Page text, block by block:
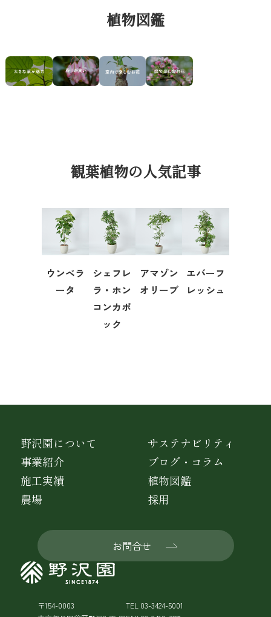
植物図鑑
観葉植物の人気記事
ウンベラ
ータ
シェフレ
ラ・ホン
コンカポ
ック
アマゾン
オリーブ
エバーフ
レッシュ
〒154-0003
TEL 03-3424-5001
野沢園について
事業紹介
施工実績
農場
サステナビリティ
ブログ・コラム
植物図鑑
採用
お問合せ